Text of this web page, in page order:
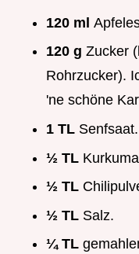
120 ml
120 g Zucker
Rohrzucker).
'ne schöne
1 TL Senfsaat.
½ TL
½ TL
½ TL Salz.
¼ TL